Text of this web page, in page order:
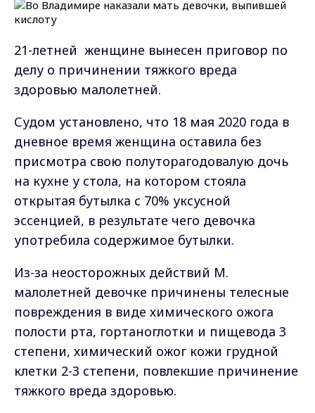
21-летней женщине вынесен приговор по
делу о причинении тяжкого вреда
здоровью малолетней.
Судом установлено, что 18 мая 2020 года в
дневное время женщина оставила без
присмотра свою полуторагодовалую дочь
на кухне у стола, на котором стояла
открытая бутылка с 70% уксусной
эссенцией, в результате чего девочка
употребила содержимое бутылки.
Из-за неосторожных действий М.
малолетней девочке причинены телесные
повреждения в виде химического ожога
полости рта, гортаноглотки и пищевода 3
степени, химический ожог кожи грудной
клетки 2-3 степени, повлекшие причинение
тяжкого вреда здоровью.